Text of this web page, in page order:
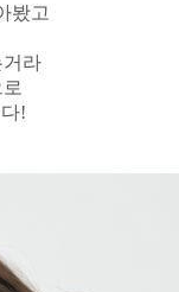
봤고
거라
!